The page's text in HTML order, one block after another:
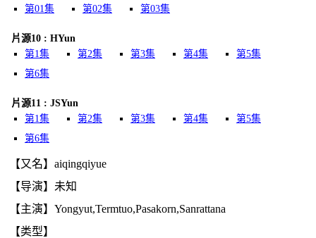
第01集
第02集 第03集
片源10 : HYun
第1集
第2集 第3集 第4集
第5集
第6集
片源11 : JSYun
第1集
第2集 第3集 第4集
第5集
第6集
【又名】aiqingqiyue
【导演】未知
【主演】Yongyut,Termtuo,Pasakorn,Sanrattana
【类型】